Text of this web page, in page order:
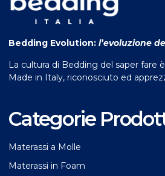
Bedding Evolution: l’evoluzione
La cultura di Bedding del saper fare
Made in Italy, riconosciuto ed
Categorie
Materassi a Molle
Materassi in Foam